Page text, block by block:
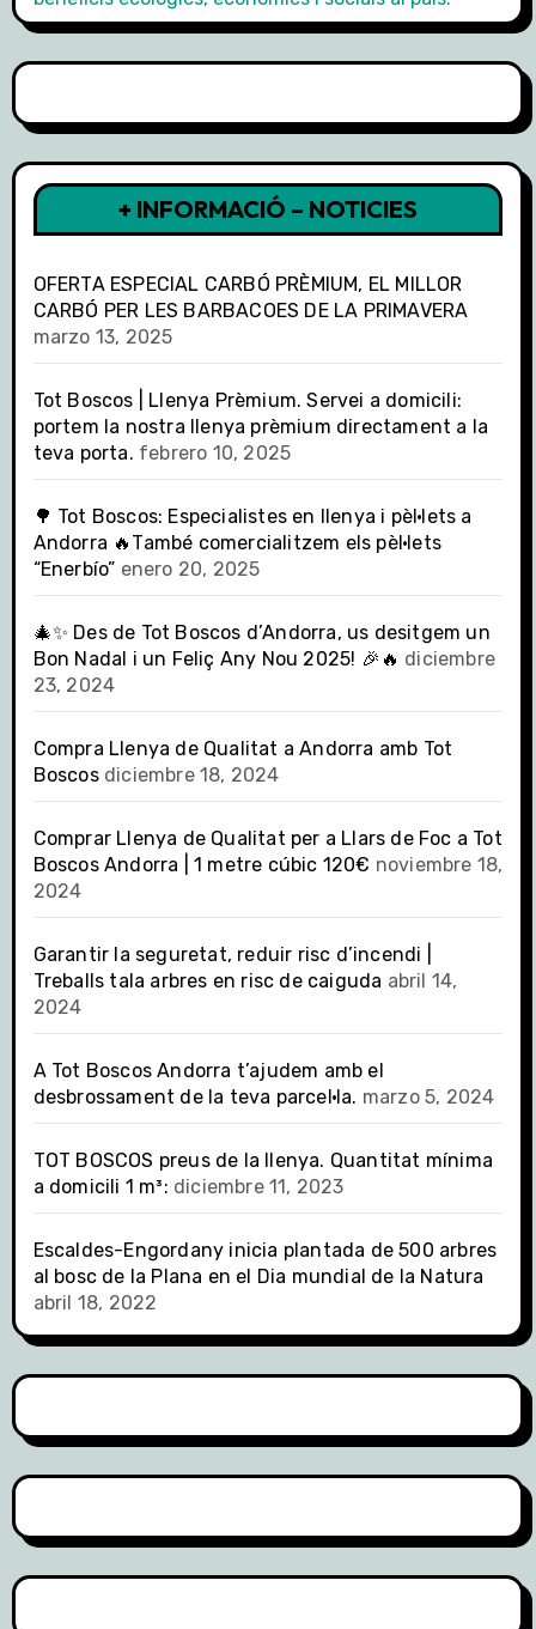
+ INFORMACIÓ – NOTICIES
OFERTA ESPECIAL CARBÓ PRÈMIUM, EL MILLOR
CARBÓ PER LES BARBACOES DE LA PRIMAVERA
marzo 13, 2025
Tot Boscos | Llenya Prèmium. Servei a domicili:
portem la nostra llenya prèmium directament a la
teva porta. febrero 10, 2025
🌳 Tot Boscos: Especialistes en llenya i pèl·lets a
Andorra 🔥També comercialitzem els pèl·lets
“Enerbío” enero 20, 2025
🎄✨ Des de Tot Boscos d’Andorra, us desitgem un
Bon Nadal i un Feliç Any Nou 2025! 🎉🔥 diciembre
23, 2024
Compra Llenya de Qualitat a Andorra amb Tot
Boscos diciembre 18, 2024
Comprar Llenya de Qualitat per a Llars de Foc a Tot
Boscos Andorra | 1 metre cúbic 120€ noviembre 18,
2024
Garantir la seguretat, reduir risc d’incendi |
Treballs tala arbres en risc de caiguda abril 14,
2024
A Tot Boscos Andorra t’ajudem amb el
desbrossament de la teva parcel·la. marzo 5, 2024
TOT BOSCOS preus de la llenya. Quantitat mínima
a domicili 1 m³: diciembre 11, 2023
Escaldes-Engordany inicia plantada de 500 arbres
al bosc de la Plana en el Dia mundial de la Natura
abril 18, 2022